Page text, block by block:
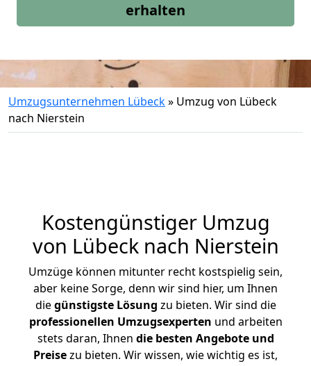
erhalten
Umzugsunternehmen Lübeck» Umzug von Lübeck
nach Nierstein
Kostengünstiger Umzug
von Lübeck nach Nierstein
Umzüge können mitunter recht kostspielig sein,
aber keine Sorge, denn wir sind hier, um Ihnen
diegünstigste Lösung zu bieten. Wir sind die
professionellen Umzugsexperten und arbeiten
stets daran, Ihnen die besten Angebote und
Preisezu bieten. Wir wissen, wie wichtig es ist,